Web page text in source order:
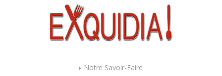
Notre Savoir-Faire